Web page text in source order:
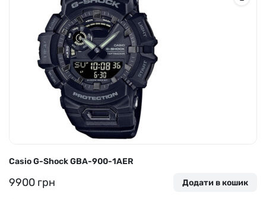
Casio G-Shock GBA-900-1AER
9900 грн Додати в кошик